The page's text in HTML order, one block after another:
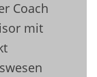
Coach
mit